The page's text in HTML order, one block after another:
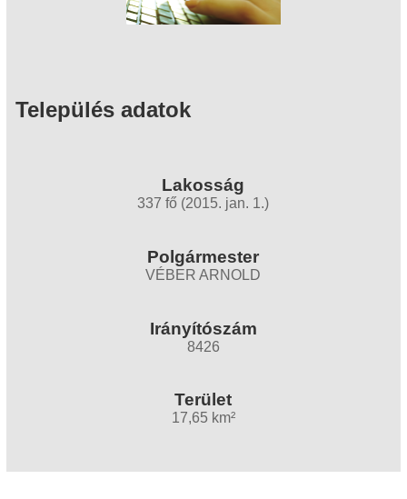
Település adatok
Lakosság
337 fő (2015. jan. 1.)
Polgármester
VÉBER ARNOLD
Irányítószám
8426
Terület
17,65 km²